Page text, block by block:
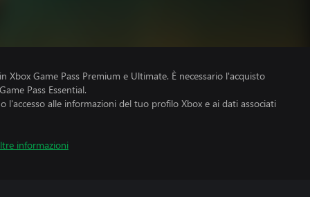
Xbox Game Pass Premium e Ultimate. È necessario l'acquisto
Pass Essential.
l'accesso alle informazioni del tuo profilo Xbox e ai dati associati
informazioni